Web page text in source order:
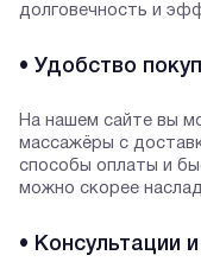
долговечность и
• Удобство
На нашем сайте вы
массажёры с
способы оплаты и
можно скорее
• Консультации